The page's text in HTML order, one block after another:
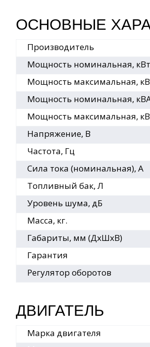
ОСНОВНЫЕ
Производитель
Мощность номинальная, кВт
Мощность максимальная,
Мощность номинальная,
Мощность максимальная,
Напряжение, В
Частота, Гц
Сила тока (номинальная), А
Топливный бак, Л
Уровень шума, дБ
Масса, кг.
Габариты, мм (ДхШхВ)
Гарантия
Регулятор оборотов
ДВИГАТЕЛЬ
Марка двигателя